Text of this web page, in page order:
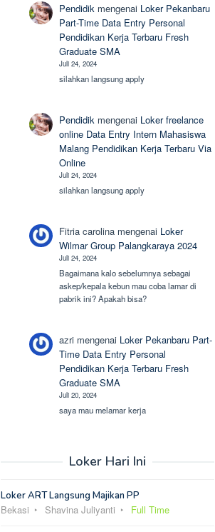
Pendidik mengenai Loker Pekanbaru
Part-Time Data Entry Personal
Pendidikan Kerja Terbaru Fresh
Graduate SMA
Juli 24, 2024
silahkan langsung apply
Pendidik mengenai Loker freelance
online Data Entry Intern Mahasiswa
Malang Pendidikan Kerja Terbaru Via
Online
Juli 24, 2024
silahkan langsung apply
Fitria carolina mengenai Loker
Wilmar Group Palangkaraya 2024
Juli 24, 2024
Bagaimana kalo sebelumnya sebagai
askep/kepala kebun mau coba lamar di
pabrik ini? Apakah bisa?
azri mengenai Loker Pekanbaru Part-
Time Data Entry Personal
Pendidikan Kerja Terbaru Fresh
Graduate SMA
Juli 20, 2024
saya mau melamar kerja
Loker Hari Ini
Loker ART Langsung Majikan PP
Bekasi Shavina Juliyanti Full Time